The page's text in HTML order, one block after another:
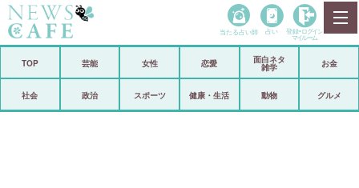
政治
当たる占い師 占い 登録• ログイン
マイルーム
TOP 芸能 女性 恋愛
面白ネタ
雑学
お金
社会 政治 スポーツ 健康・生活 動物 グルメ